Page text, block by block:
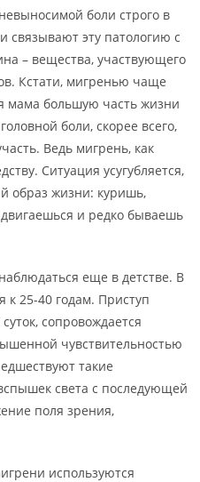
боли строго в
связывают эту патологию с
– вещества, участвующего
Кстати, мигренью чаще
мама большую часть жизни
боли, скорее всего,
Ведь мигрень, как
Ситуация усугубляется,
образ жизни: куришь,
и редко бываешь
еще в детстве. В
25-40 годам. Приступ
сопровождается
чувствительностью
такие
света с последующей
поля зрения,
используются